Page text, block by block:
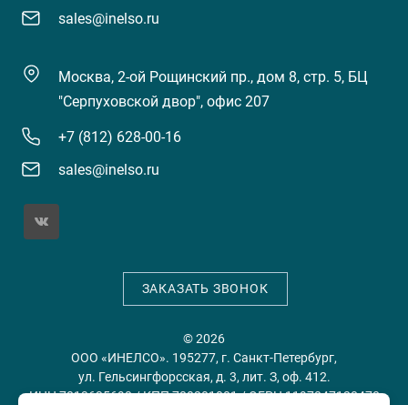
sales@inelso.ru
Москва, 2-ой Рощинский пр., дом 8, стр. 5, БЦ
"Серпуховской двор", офис 207
+7 (812) 628-00-16
sales@inelso.ru
ЗАКАЗАТЬ ЗВОНОК
© 2026
ООО «ИНЕЛСО». 195277, г. Санкт-Петербург,
ул. Гельсингфорсская, д. 3, лит. З, оф. 412.
ИНН 7813635698 / КПП 780201001 / ОГРН 1197847128478